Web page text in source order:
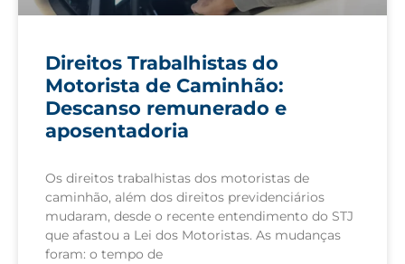
Direitos Trabalhistas do
Motorista de Caminhão:
Descanso remunerado e
aposentadoria
Os direitos trabalhistas dos motoristas de
caminhão, além dos direitos previdenciários
mudaram, desde o recente entendimento do STJ
que afastou a Lei dos Motoristas. As mudanças
foram: o tempo de